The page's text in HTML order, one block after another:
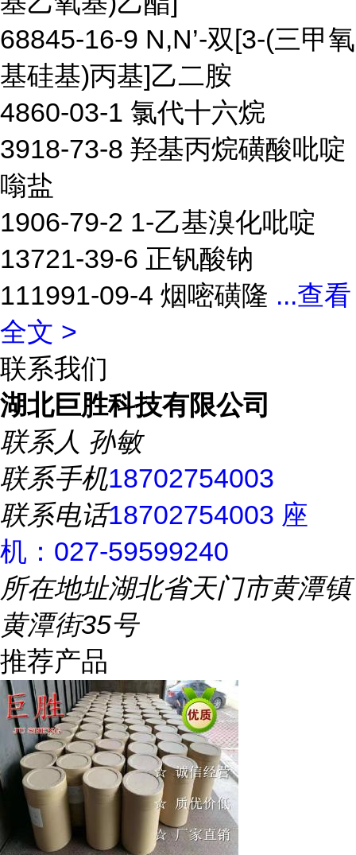
68845-16-9 N,N’-双[3-(三甲氧
基硅基)丙基]乙二胺
4860-03-1 氯代十六烷
3918-73-8 羟基丙烷磺酸吡啶
嗡盐
1906-79-2 1-乙基溴化吡啶
13721-39-6 正钒酸钠
111991-09-4 烟嘧磺隆 ...查看
全文 >
联系我们
湖北巨胜科技有限公司
联系人 孙敏
联系手机18702754003
联系电话18702754003 座
机：027-59599240
所在地址湖北省天门市黄潭镇
黄潭街35号
推荐产品